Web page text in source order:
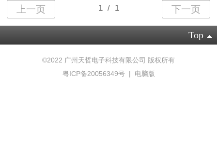
Top
©2022 广州天哲电子科技有限公司 版权所有
粤ICP备20056349号 | 电脑版